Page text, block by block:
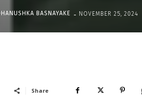
BASNAYAKE - NOVEMBER 25, 2024
Share